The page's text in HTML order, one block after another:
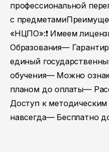
профессиональной
с
«НЦПО»:❗️ Имеем
Образования—
единый
обучения— Можно
планом до оплаты—
Доступ к методическим
навсегда— Бесплатно